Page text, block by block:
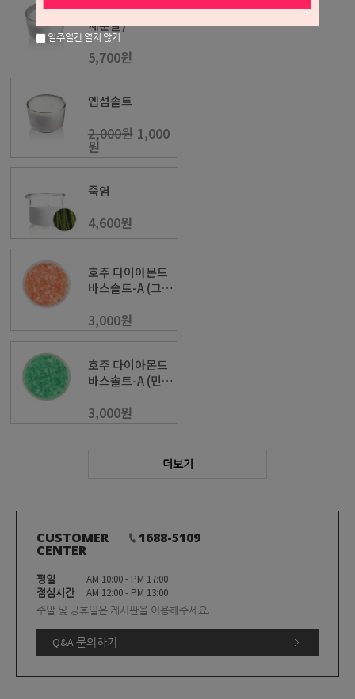
마사지용소금(미
세분말)
5,700원
엡섬솔트
2,000원 1,000
원
죽염
4,600원
호주 다이아몬드
바스솔트-A (그레
3,000원
호주 다이아몬드
바스솔트-A (민
3,000원
더보기
CUSTOMER
CENTER
1688-5109
평일
AM 10:00 - PM 17:00
점심시간
AM 12:00 - PM 13:00
주말 및 공휴일은 게시판을 이용해주세요.
Q&A 문의하기
일주일간 열지 않기